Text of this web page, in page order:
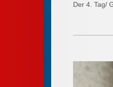
Der 4. Tag/